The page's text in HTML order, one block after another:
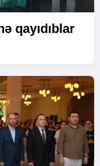
qayıdıblar